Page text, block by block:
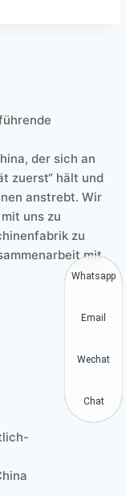
der sich an
zuerst“ hält und
anstrebt. Wir
uns zu
zu
mit
Whatsapp
Email
Wechat
Chat